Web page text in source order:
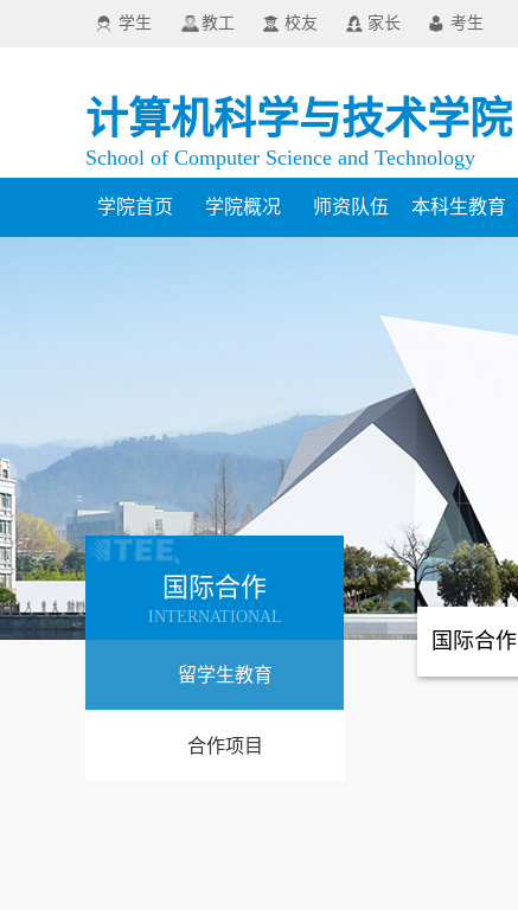
学生 教工 校友 家长 考生
计算机科学与技术学院
School of Computer Science and Technology
学院首页 学院概况 师资队伍 本科生教育
国际合作
INTERNATIONAL
留学生教育
合作项目
国际合作